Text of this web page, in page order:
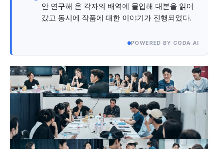
보도자료 작성 서비스
스위프트 하이브
라라프레스
오픈미트
보도자료 작성 서비스
스위프트 하이브
라라프레스
오픈미트
어제의 지혜와 내일의 가능성이 만나는 창(窓)
안 연구해 온 각자의 배역에 몰입해 대본을 읽어
갔고 동시에 작품에 대한 이야기가 진행되었다.
POWERED BY CODA AI